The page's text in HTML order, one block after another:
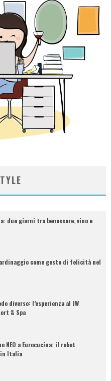
due giorni tra benessere, vino e
come gesto di felicità nel
diverso: l’esperienza al JW
& Spa
NEO a Eurocucina: il robot
Italia